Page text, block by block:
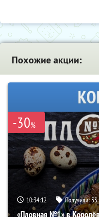
Похожие акции:
-30%
10:34:12 Получили:33
«Пловная №1» в